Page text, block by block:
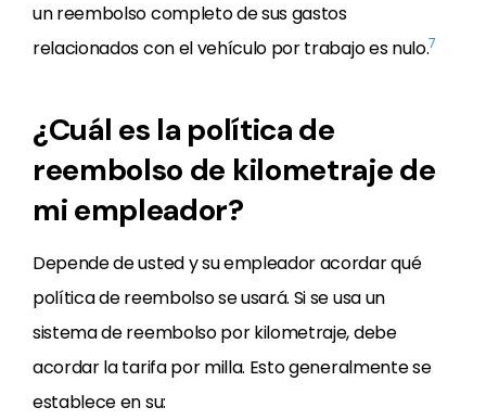
un reembolso completo de sus gastos
relacionados con el vehículo por trabajo es nulo.7
¿Cuál es la política de
reembolso de kilometraje de
mi empleador?
Depende de usted y su empleador acordar qué
política de reembolso se usará. Si se usa un
sistema de reembolso por kilometraje, debe
acordar la tarifa por milla. Esto generalmente se
establece en su: